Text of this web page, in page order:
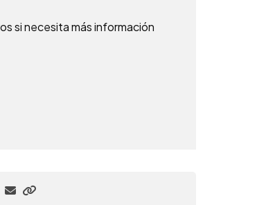
si necesita más información